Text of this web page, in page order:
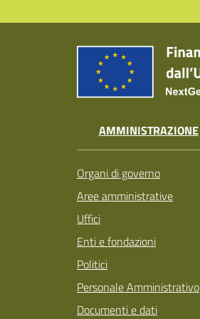
AMMINISTRAZIONE
Organi di governo
Aree amministrative
Uffici
Enti e fondazioni
Politici
Personale Amministrativo
Documenti e dati